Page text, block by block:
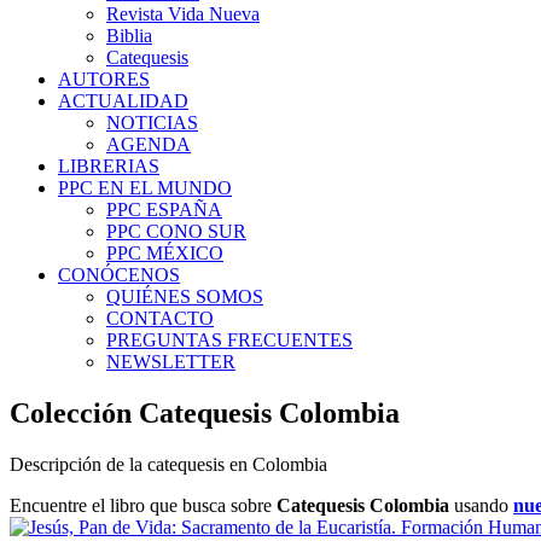
Revista Vida Nueva
Biblia
Catequesis
AUTORES
ACTUALIDAD
NOTICIAS
AGENDA
LIBRERIAS
PPC EN EL MUNDO
PPC ESPAÑA
PPC CONO SUR
PPC MÉXICO
CONÓCENOS
QUIÉNES SOMOS
CONTACTO
PREGUNTAS FRECUENTES
NEWSLETTER
Colección Catequesis Colombia
Descripción de la catequesis en Colombia
Encuentre el libro que busca sobre Catequesis Colombia usando